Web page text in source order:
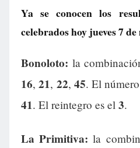
Ya se conocen los
celebrados hoy jueves 7 de
Bonoloto: la
16,21, 22, 45. El
41. El reintegro es el 3.
La Primitiva: la